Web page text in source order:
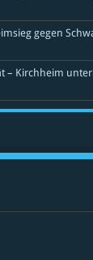
gegen
– Kirchheim